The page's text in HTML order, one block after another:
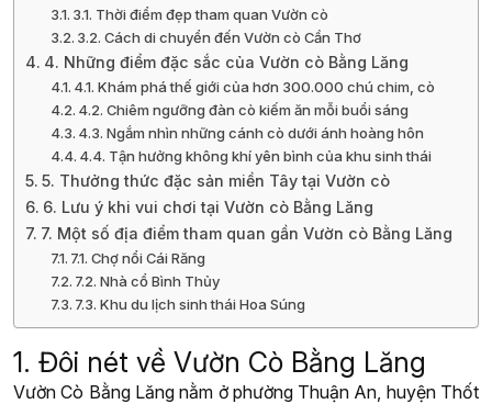
3.1. Thời điểm đẹp tham quan Vườn cò
3.2. Cách di chuyển đến Vườn cò Cần Thơ
4. Những điểm đặc sắc của Vườn cò Bằng Lăng
4.1. Khám phá thế giới của hơn 300.000 chú chim, cò
4.2. Chiêm ngưỡng đàn cò kiếm ăn mỗi buổi sáng
4.3. Ngắm nhìn những cánh cò dưới ánh hoàng hôn
4.4. Tận hưởng không khí yên bình của khu sinh thái
5. Thưởng thức đặc sản miền Tây tại Vườn cò
6. Lưu ý khi vui chơi tại Vườn cò Bằng Lăng
7. Một số địa điểm tham quan gần Vườn cò Bằng Lăng
7.1. Chợ nổi Cái Răng
7.2. Nhà cổ Bình Thủy
7.3. Khu du lịch sinh thái Hoa Súng
1. Đôi nét về Vườn Cò Bằng Lăng
Vườn Cò Bằng Lăng nằm ở phường Thuận An, huyện Thốt